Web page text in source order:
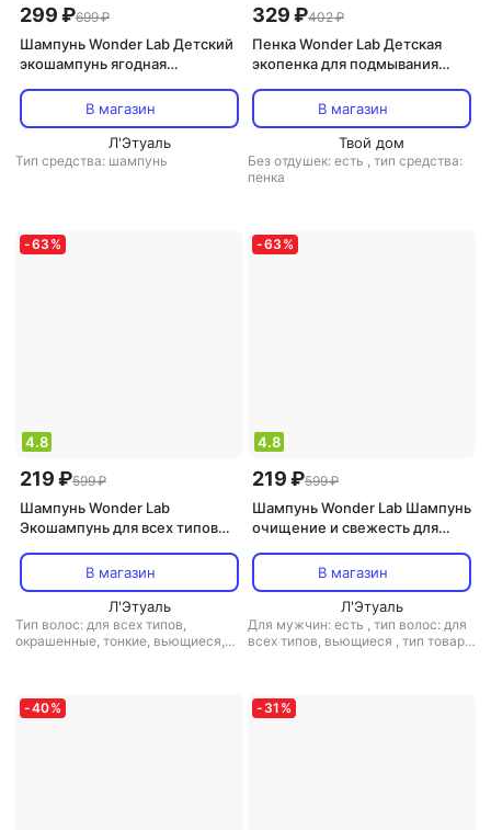
299 ₽699 ₽
Шампунь Wonder Lab Детский
экошампунь ягодная
В магазин
Л'Этуаль
Тип средства: шампунь
329 ₽402 ₽
Пенка Wonder Lab Детская
экопенка для подмывания
В магазин
Твой дом
Без отдушек: есть , тип средства:
пенка
-63 %
4.8
219 ₽599 ₽
Шампунь Wonder Lab
Экошампунь для всех типов
В магазин
Л'Этуаль
Тип волос: для всех типов,
окрашенные, тонкие, вьющиеся,
объем волос
-63 %
4.8
219 ₽599 ₽
Шампунь Wonder Lab Шампунь
очищение и свежесть для
В магазин
Л'Этуаль
Для мужчин: есть , тип волос: для
всех типов, вьющиеся , тип товара:
-40% - 31 %